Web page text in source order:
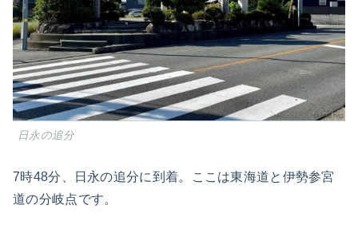
日永の追分
7時48分、日永の追分に到着。ここは東海道と伊勢参宮
道の分岐点です。